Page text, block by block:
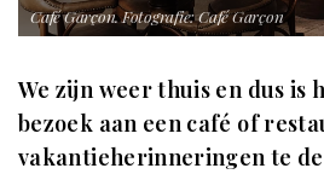
Café Garçon. Fotografie: Café Garçon
We zijn weer thuis en dus is
bezoek aan een café of
vakantieherinneringen te